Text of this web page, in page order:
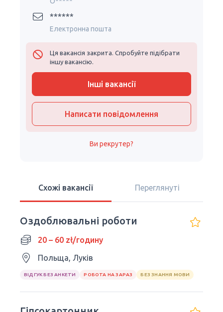
******
Електронна пошта
Ця вакансія закрита. Спробуйте підібрати
іншу вакансію.
Інші вакансії
Написати повідомлення
Ви рекрутер?
Схожі вакансії Переглянуті
Оздоблювальні роботи
20 – 60 zł/годину
Польща, Луків
ВІДГУК БЕЗ АНКЕТИ РОБОТА НА ЗАРАЗ БЕЗ ЗНАННЯ МОВИ